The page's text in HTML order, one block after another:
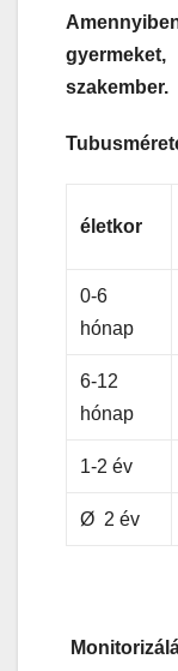
szakember.
életkor
0-6
hónap
6-12
hónap
1-2 év
Ø 2 év